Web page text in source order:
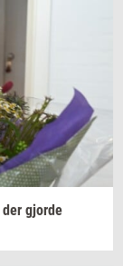
der gjor­de